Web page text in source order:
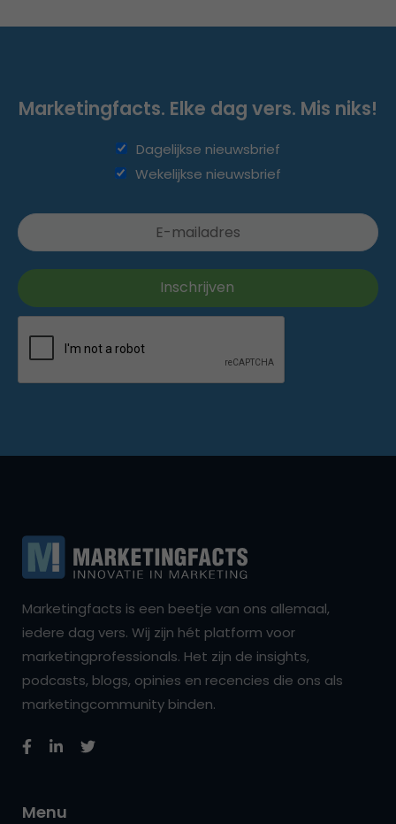
Marketingfacts. Elke dag vers. Mis niks!
Dagelijkse nieuwsbrief
Wekelijkse nieuwsbrief
Marketingfacts is een beetje van ons allemaal,
iedere dag vers. Wij zijn hét platform voor
marketingprofessionals. Het zijn de insights,
podcasts, blogs, opinies en recencies die ons als
marketingcommunity binden.
Menu